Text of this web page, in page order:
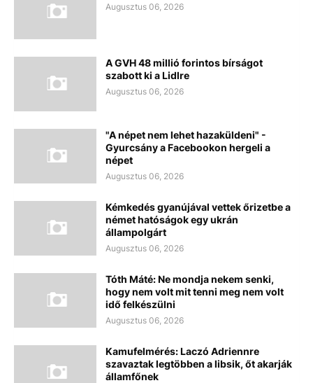
Augusztus 06, 2026
A GVH 48 millió forintos bírságot
szabott ki a Lidlre
Augusztus 06, 2026
"A népet nem lehet hazaküldeni" -
Gyurcsány a Facebookon hergeli a
népet
Augusztus 06, 2026
Kémkedés gyanújával vettek őrizetbe a
német hatóságok egy ukrán
állampolgárt
Augusztus 06, 2026
Tóth Máté: Ne mondja nekem senki,
hogy nem volt mit tenni meg nem volt
idő felkészülni
Augusztus 06, 2026
Kamufelmérés: Laczó Adriennre
szavaztak legtöbben a libsik, őt akarják
államfőnek